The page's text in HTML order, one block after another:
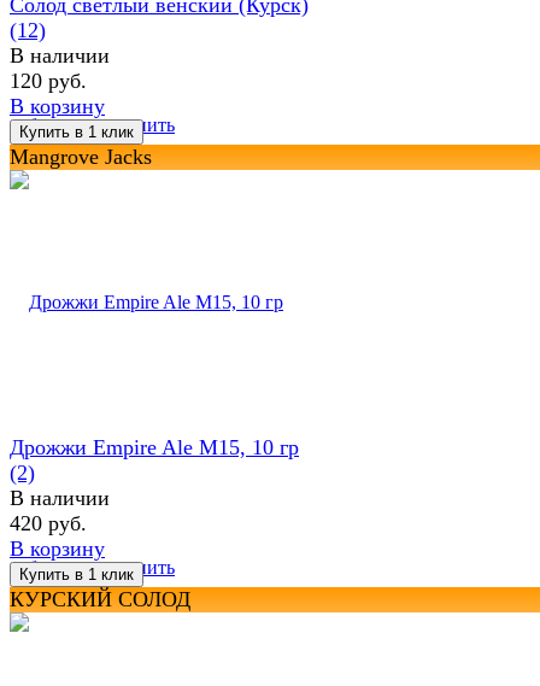
избранное сравнить
(12)
В наличии
120 руб.
В корзину
Mangrove Jacks
избранное сравнить
Дрожжи Empire Ale M15, 10 гр
(2)
В наличии
420 руб.
В корзину
КУРСКИЙ СОЛОД